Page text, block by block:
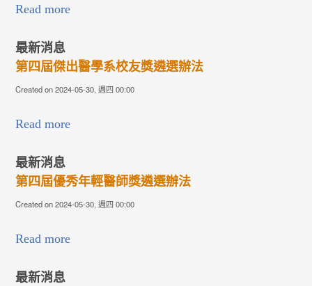
Read more
最新消息
第四屆傑出醫學系校友獎遴選辦法
Created on 2024-05-30, 週四 00:00
Read more
最新消息
第四屆優秀年輕醫師獎遴選辦法
Created on 2024-05-30, 週四 00:00
Read more
最新消息